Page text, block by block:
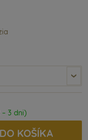
3 dni)
KOŠÍKA